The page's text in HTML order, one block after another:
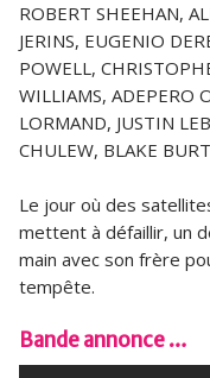
ROBERT SHEEHAN,
JERINS, EUGENIO
POWELL,
WILLIAMS, ADEPERO
LORMAND, JUSTIN
CHULEW, BLAKE
Le jour où des
mettent à défaillir, un
main avec son frère
tempête.
Bande annonce …